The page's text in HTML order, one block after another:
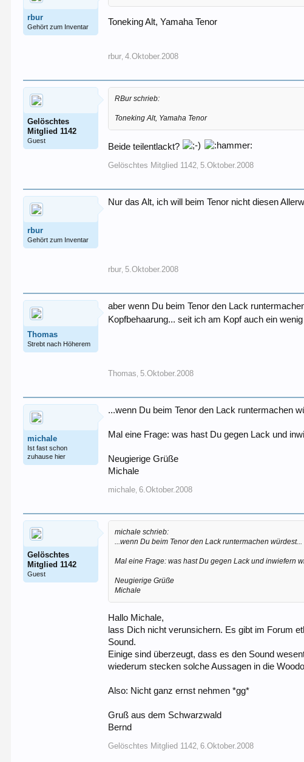
rbur
Gehört zum Inventar
Toneking Alt, Yamaha Tenor
rbur 4.Oktober.2008
Gelöschtes
Mitglied 1142
Guest
RBur schrieb:
Toneking Alt, Yamaha Tenor
Beide teilentlackt?
Gelöschtes Mitglied 1142 5.Oktober.2008
rbur
Gehört zum Inventar
Nur das Alt, ich will beim Tenor nicht diesen
rbur 5.Oktober.2008
Thomas
Strebt nach Höherem
aber wenn Du beim Tenor den Lack
Kopfbehaarung... seit ich am Kopf auch ein
Thomas 5.Oktober.2008
michale
Ist fast schon
zuhause hier
...wenn Du beim Tenor den Lack runtermachen
Mal eine Frage: was hast Du gegen Lack und
Neugierige Grüße
Michale
michale 6.Oktober.2008
Gelöschtes
Mitglied 1142
Guest
michale schrieb:
...wenn Du beim Tenor den Lack runtermachen würdest...
Mal eine Frage: was hast Du gegen Lack und inwiefern
Neugierige Grüße
Michale
Hallo Michale,
lass Dich nicht verunsichern. Es gibt im Forum
Sound.
Einige sind überzeugt, dass es den Sound
wiederum stecken solche Aussagen in die
Also: Nicht ganz ernst nehmen *gg*
Gruß aus dem Schwarzwald
Bernd
Gelöschtes Mitglied 1142 6.Oktober.2008